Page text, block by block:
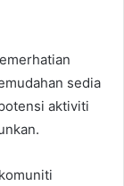
sedia
aktiviti